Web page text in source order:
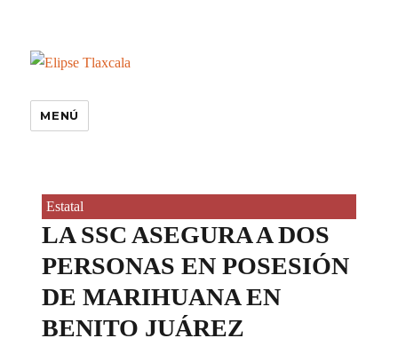
MENÚ
Estatal
LA SSC ASEGURA A DOS
PERSONAS EN POSESIÓN
DE MARIHUANA EN
BENITO JUÁREZ